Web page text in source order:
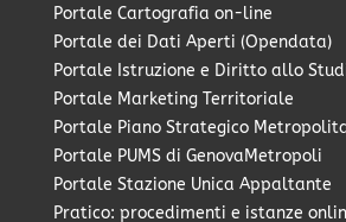
Portale Cartografia on-line
Portale dei Dati Aperti (Opendata)
Portale Istruzione e Diritto allo
Portale Marketing Territoriale
Portale Piano Strategico
Portale PUMS di GenovaMetropoli
Portale Stazione Unica Appaltante
Pratico: procedimenti e istanze